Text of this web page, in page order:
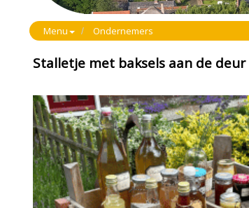
Menu Ondernemers
Stalletje met baksels aan de deur